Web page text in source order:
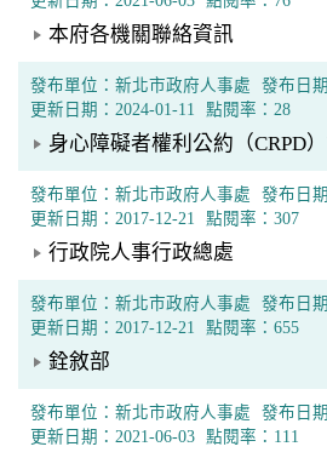
本府各機關聯絡資訊
發布單位：新北市政府人事處
發布日
更新日期：2024-01-11
點閱率：28
身心障礙者權利公約（CRPD
發布單位：新北市政府人事處
發布日
更新日期：2017-12-21
點閱率：307
行政院人事行政總處
發布單位：新北市政府人事處
發布日
更新日期：2017-12-21
點閱率：655
銓敘部
發布單位：新北市政府人事處
發布日
更新日期：2021-06-03 點閱率：111